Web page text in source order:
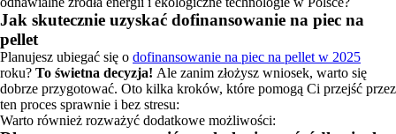
Jak skutecznie uzyskać dofinansowanie na piec na
pellet
Planujesz ubiegać się o dofinansowanie na piec na pellet w 2025
roku? To świetna decyzja! Ale zanim złożysz wniosek, warto się
dobrze przygotować. Oto kilka kroków, które pomogą Ci przejść przez
ten proces sprawnie i bez stresu:
Warto również rozważyć dodatkowe możliwości: